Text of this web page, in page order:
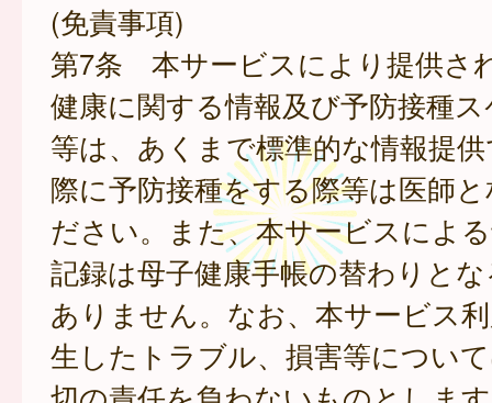
(免責事項)
第7条 本サービスにより提供さ
健康に関する情報及び予防接種
等は、あくまで標準的な情報提
際に予防接種をする際等は医師
ださい。また、本サービスによ
記録は母子健康手帳の替わりと
ありません。なお、本サービス
生したトラブル、損害等につい